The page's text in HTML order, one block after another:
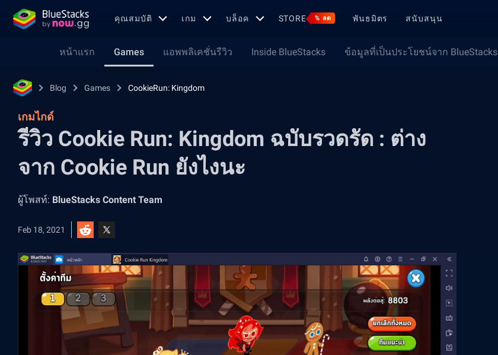
คุณสมบัติ เกม บล็อค STORE % ลด พันธมิตร สนับสนุน
หน้าแรก Games แอพพลิเคชั่นรีวิว Inside BlueStacks ข้อมูลที่เป็นประโยชน์จาก BlueStacks
Blog Games CookieRun: Kingdom
เกมไกด์
รีวิว Cookie Run: Kingdom ฉบับรวดรัด : ต่าง
จาก Cookie Run ยังไงนะ
ผู้โพสท์: BlueStacks Content Team
Feb 18, 2021